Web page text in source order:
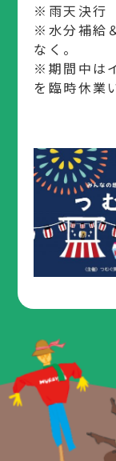
※雨天決行
※水分補給
なく。
※期間中は
を臨時休業